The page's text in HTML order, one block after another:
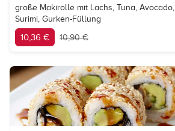
große Makirolle mit Lachs, Tuna, Avocado,
Surimi, Gurken-Füllung
10,36 € 10,90 €